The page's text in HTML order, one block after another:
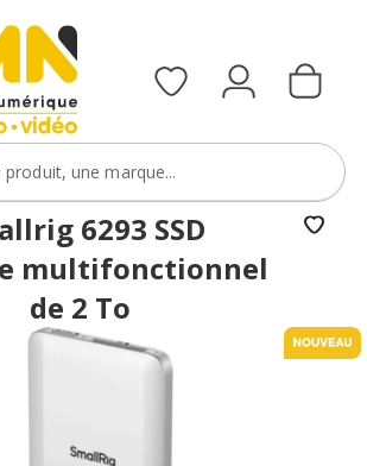
6293 SSD
multifonctionnel
de 2 To